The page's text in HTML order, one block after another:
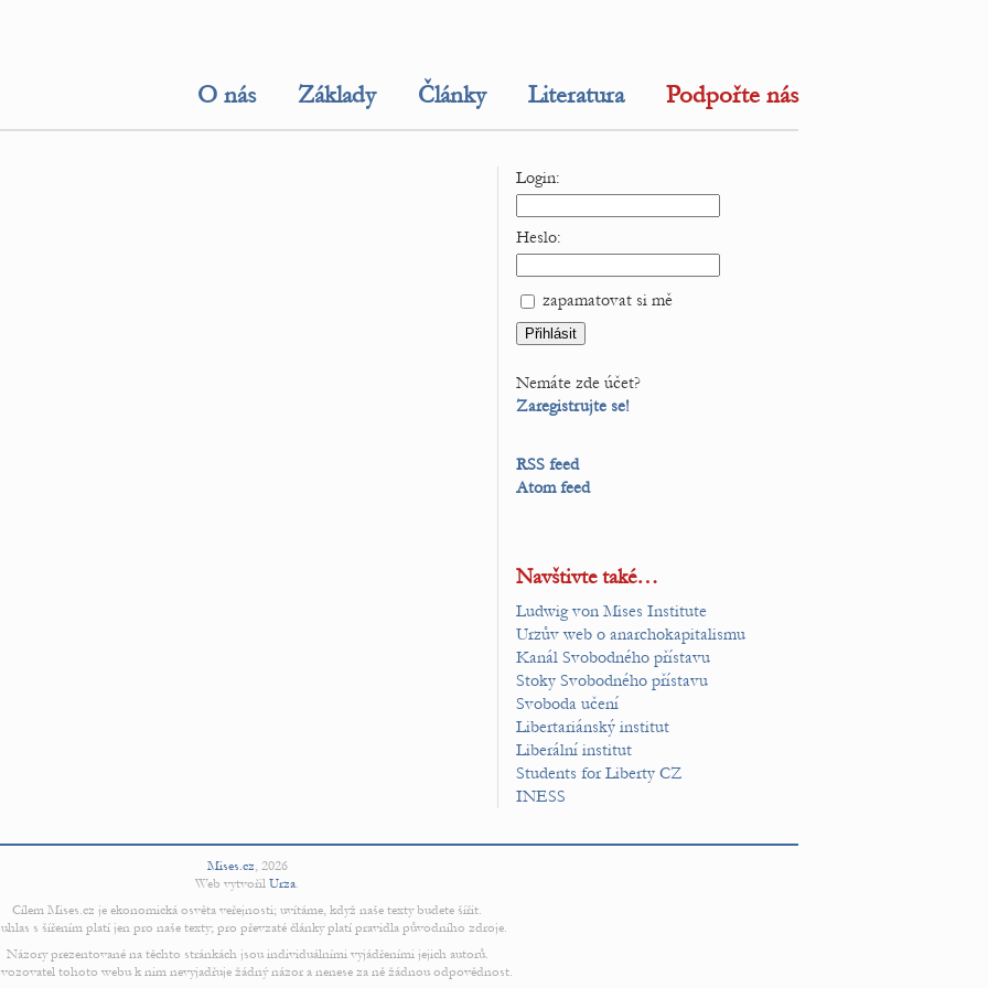
O nás Základy Články Literatura Podpořte nás
Login:
Heslo:
zapamatovat si mě
Nemáte zde účet?
Zaregistrujte se!
RSS feed
Atom feed
Navštivte také…
Ludwig von Mises Institute
Urzův web o anarchokapitalismu
Kanál Svobodného přístavu
Stoky Svobodného přístavu
Svoboda učení
Libertariánský institut
Liberální institut
Students for Liberty CZ
INESS
Mises.cz, 2026
Web vytvořil Urza.
Cílem Mises.cz je ekonomická osvěta veřejnosti; uvítáme, když naše texty budete šířit.
s šířením platí jen pro naše texty; pro převzaté články platí pravidla původního zdroje.
Názory prezentované na těchto stránkách jsou individuálními vyjádřeními jejich autorů.
tohoto webu k nim nevyjadřuje žádný názor a nenese za ně žádnou odpovědnost.